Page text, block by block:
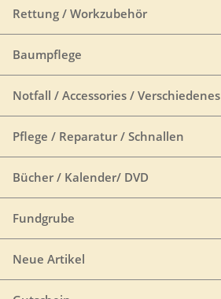
Rettung / Workzubehör
Baumpflege
Notfall / Accessories / Verschiedenes
Pflege / Reparatur / Schnallen
Bücher / Kalender/ DVD
Fundgrube
Neue Artikel